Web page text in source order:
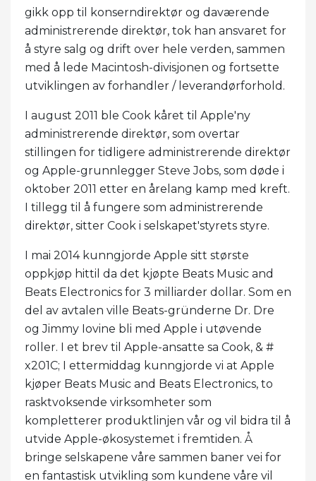
gikk opp til konserndirektør og daværende
administrerende direktør, tok han ansvaret for
å styre salg og drift over hele verden, sammen
med å lede Macintosh-divisjonen og fortsette
utviklingen av forhandler / leverandørforhold.
I august 2011 ble Cook kåret til Apple'ny
administrerende direktør, som overtar
stillingen for tidligere administrerende direktør
og Apple-grunnlegger Steve Jobs, som døde i
oktober 2011 etter en årelang kamp med kreft.
I tillegg til å fungere som administrerende
direktør, sitter Cook i selskapet'styrets styre.
I mai 2014 kunngjorde Apple sitt største
oppkjøp hittil da det kjøpte Beats Music and
Beats Electronics for 3 milliarder dollar. Som en
del av avtalen ville Beats-gründerne Dr. Dre
og Jimmy Iovine bli med Apple i utøvende
roller. I et brev til Apple-ansatte sa Cook, & #
x201C; I ettermiddag kunngjorde vi at Apple
kjøper Beats Music and Beats Electronics, to
rasktvoksende virksomheter som
kompletterer produktlinjen vår og vil bidra til å
utvide Apple-økosystemet i fremtiden. Å
bringe selskapene våre sammen baner vei for
en fantastisk utvikling som kundene våre vil